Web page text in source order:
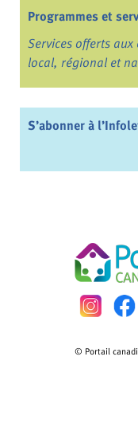
Programmes et
Services offerts aux
local, régional et
S’abonner à
© Portail